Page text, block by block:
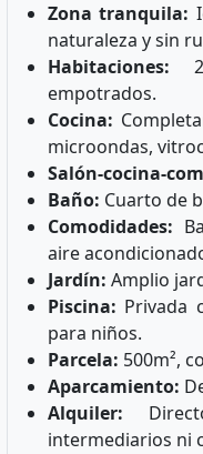
Zona tranquila:
naturaleza y sin
Habitaciones: 2
empotrados.
Cocina:
microondas,
Salón-cocina-
Baño: Cuarto de
Comodidades:
aire
Jardín: Amplio
Piscina: Privada
para niños.
Parcela: 500m²,
Aparcamiento:
Alquiler:
intermediarios ni